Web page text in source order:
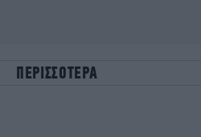
ΠΕΡΙΣΣΟΤΕΡΑ